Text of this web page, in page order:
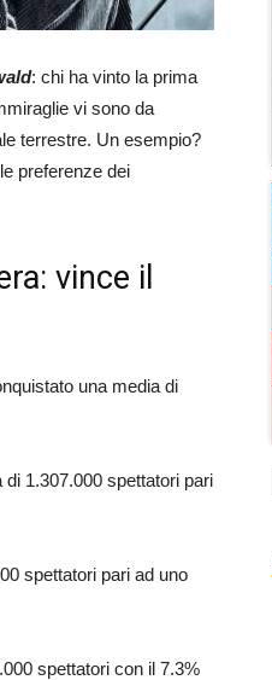
: chi ha vinto la prima
vi sono da
terrestre. Un esempio?
preferenze dei
vince il
una media di
1.307.000 spettatori pari
spettatori pari ad uno
spettatori con il 7.3%